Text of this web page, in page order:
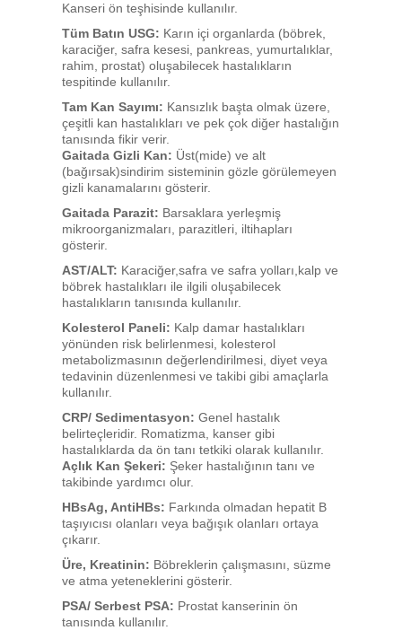
Kanseri ön teşhisinde kullanılır.
Tüm Batın USG: Karın içi organlarda (böbrek,
karaciğer, safra kesesi, pankreas, yumurtalıklar,
rahim, prostat) oluşabilecek hastalıkların
tespitinde kullanılır.
Tam Kan Sayımı: Kansızlık başta olmak üzere,
çeşitli kan hastalıkları ve pek çok diğer hastalığın
tanısında fikir verir.
Gaitada Gizli Kan: Üst(mide) ve alt
(bağırsak)sindirim sisteminin gözle görülemeyen
gizli kanamalarını gösterir.
Gaitada Parazit: Barsaklara yerleşmiş
mikroorganizmaları, parazitleri, iltihapları
gösterir.
AST/ALT: Karaciğer,safra ve safra yolları,kalp ve
böbrek hastalıkları ile ilgili oluşabilecek
hastalıkların tanısında kullanılır.
Kolesterol Paneli: Kalp damar hastalıkları
yönünden risk belirlenmesi, kolesterol
metabolizmasının değerlendirilmesi, diyet veya
tedavinin düzenlenmesi ve takibi gibi amaçlarla
kullanılır.
CRP/ Sedimentasyon: Genel hastalık
belirteçleridir. Romatizma, kanser gibi
hastalıklarda da ön tanı tetkiki olarak kullanılır.
Açlık Kan Şekeri: Şeker hastalığının tanı ve
takibinde yardımcı olur.
HBsAg, AntiHBs: Farkında olmadan hepatit B
taşıyıcısı olanları veya bağışık olanları ortaya
çıkarır.
Üre, Kreatinin: Böbreklerin çalışmasını, süzme
ve atma yeteneklerini gösterir.
PSA/ Serbest PSA: Prostat kanserinin ön
tanısında kullanılır.